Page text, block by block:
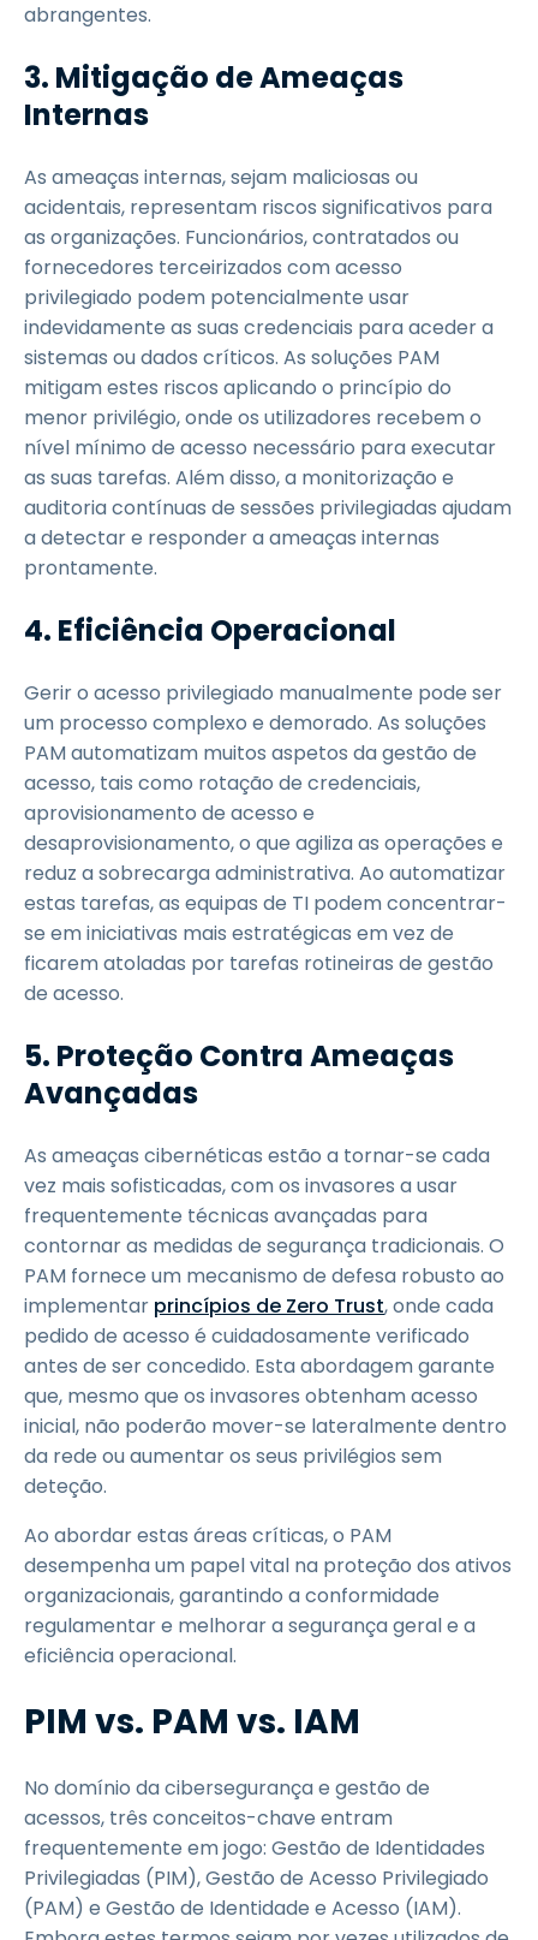
abrangentes.
3. Mitigação de Ameaças
Internas
As ameaças internas, sejam maliciosas ou
acidentais, representam riscos significativos para
as organizações. Funcionários, contratados ou
fornecedores terceirizados com acesso
privilegiado podem potencialmente usar
indevidamente as suas credenciais para aceder a
sistemas ou dados críticos. As soluções PAM
mitigam estes riscos aplicando o princípio do
menor privilégio, onde os utilizadores recebem o
nível mínimo de acesso necessário para executar
as suas tarefas. Além disso, a monitorização e
auditoria contínuas de sessões privilegiadas ajudam
a detectar e responder a ameaças internas
prontamente.
4. Eficiência Operacional
Gerir o acesso privilegiado manualmente pode ser
um processo complexo e demorado. As soluções
PAM automatizam muitos aspetos da gestão de
acesso, tais como rotação de credenciais,
aprovisionamento de acesso e
desaprovisionamento, o que agiliza as operações e
reduz a sobrecarga administrativa. Ao automatizar
estas tarefas, as equipas de TI podem concentrar-
se em iniciativas mais estratégicas em vez de
ficarem atoladas por tarefas rotineiras de gestão
de acesso.
5. Proteção Contra Ameaças
Avançadas
As ameaças cibernéticas estão a tornar-se cada
vez mais sofisticadas, com os invasores a usar
frequentemente técnicas avançadas para
contornar as medidas de segurança tradicionais. O
PAM fornece um mecanismo de defesa robusto ao
implementar princípios de Zero Trust, onde cada
pedido de acesso é cuidadosamente verificado
antes de ser concedido. Esta abordagem garante
que, mesmo que os invasores obtenham acesso
inicial, não poderão mover-se lateralmente dentro
da rede ou aumentar os seus privilégios sem
deteção.
Ao abordar estas áreas críticas, o PAM
desempenha um papel vital na proteção dos ativos
organizacionais, garantindo a conformidade
regulamentar e melhorar a segurança geral e a
eficiência operacional.
PIM vs. PAM vs. IAM
No domínio da cibersegurança e gestão de
acessos, três conceitos-chave entram
frequentemente em jogo: Gestão de Identidades
Privilegiadas (PIM), Gestão de Acesso Privilegiado
(PAM) e Gestão de Identidade e Acesso (IAM).